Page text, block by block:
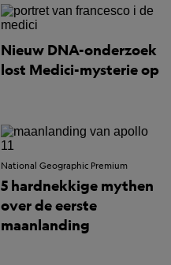
Nieuw DNA-onderzoek
lost Medici-mysterie op
National Geographic Premium
5 hardnekkige mythen
over de eerste
maanlanding